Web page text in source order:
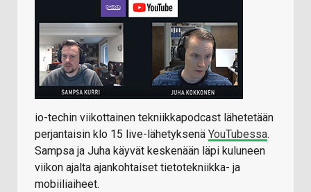
io-techin viikottainen tekniikkapodcast lähetetään
perjantaisin klo 15 live-lähetyksenä YouTubessa.
Sampsa ja Juha käyvät keskenään läpi kuluneen
viikon ajalta ajankohtaiset tietotekniikka- ja
mobiiliaiheet.